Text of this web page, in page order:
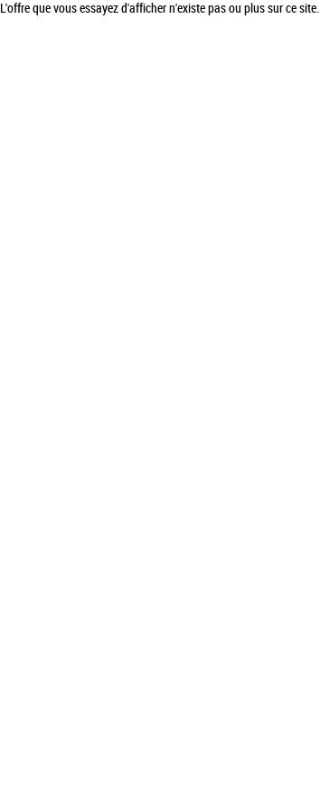
L'offre que vous essayez d'afficher n'existe pas ou plus sur ce site.